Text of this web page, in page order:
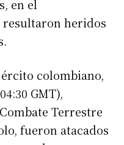
en el
resultaron heridos
colombiano,
GMT),
Terrestre
fueron atacados